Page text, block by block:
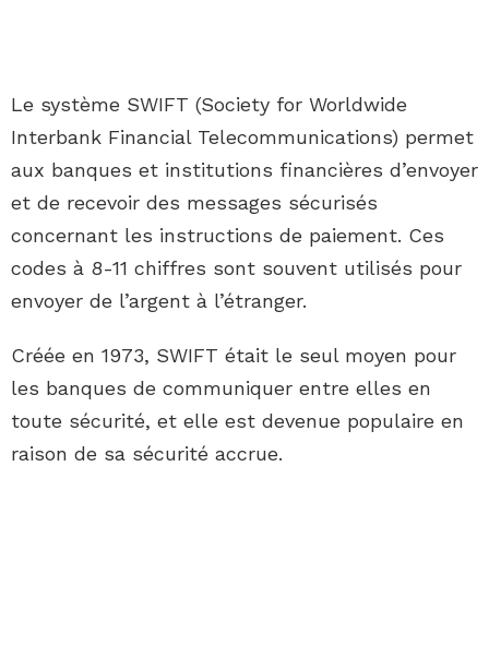
Le système SWIFT (Society for Worldwide
Interbank Financial Telecommunications) permet
aux banques et institutions financières d’envoyer
et de recevoir des messages sécurisés
concernant les instructions de paiement. Ces
codes à 8-11 chiffres sont souvent utilisés pour
envoyer de l’argent à l’étranger.
Créée en 1973, SWIFT était le seul moyen pour
les banques de communiquer entre elles en
toute sécurité, et elle est devenue populaire en
raison de sa sécurité accrue.